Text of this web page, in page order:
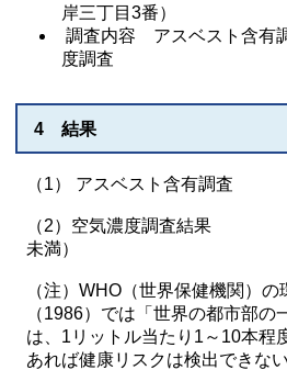
岸三丁目3番）
調査内容 アスベスト含有
度調査
4 結果
（1） アスベスト含有調査
（2）空気濃度調査結果
未満）
（注）WHO（世界保健機関）
（1986）では「世界の都市部の
は、1リットル当たり1～10本程
あれば健康リスクは検出できな